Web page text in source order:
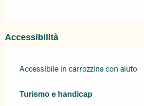
Accessibilità
Accessibile in carrozzina con aiuto
Turismo e handicap
Turismo e handicap